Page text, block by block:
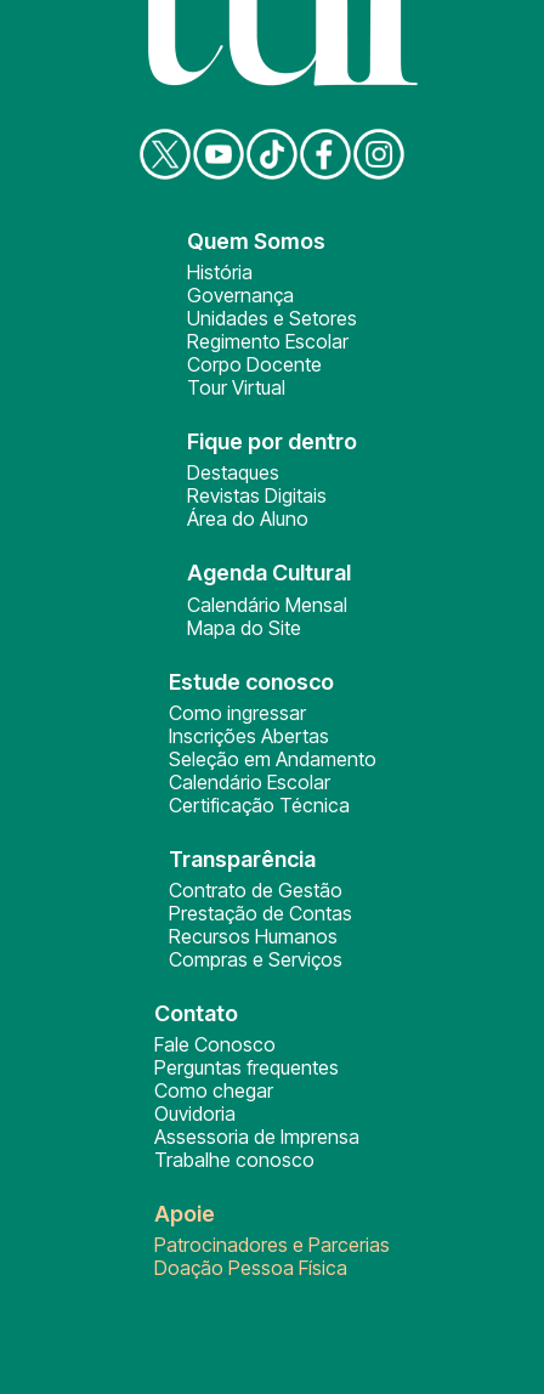
Quem Somos
História
Governança
Unidades e Setores
Regimento Escolar
Corpo Docente
Tour Virtual
Fique por dentro
Destaques
Revistas Digitais
Área do Aluno
Agenda Cultural
Calendário Mensal
Mapa do Site
Estude conosco
Como ingressar
Inscrições Abertas
Seleção em Andamento
Calendário Escolar
Certificação Técnica
Transparência
Contrato de Gestão
Prestação de Contas
Recursos Humanos
Compras e Serviços
Contato
Fale Conosco
Perguntas frequentes
Como chegar
Ouvidoria
Assessoria de Imprensa
Trabalhe conosco
Apoie
Patrocinadores e Parcerias
Doação Pessoa Física